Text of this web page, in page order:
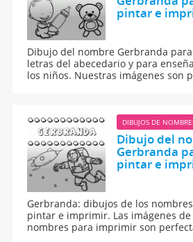
pintar e
Dibujo del nombre Gerbranda
letras del abecedario y para
los niños. Nuestras imágenes son
DIBUJOS DE
Dibujo del
Gerbranda
pintar e
Gerbranda: dibujos de los
pintar e imprimir. Las imágenes
nombres para imprimir son